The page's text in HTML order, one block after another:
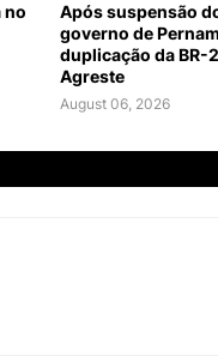
no
Após suspensão
governo de
duplicação da BR-
Agreste
August 06, 2026